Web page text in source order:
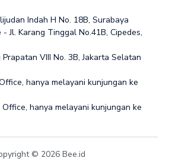
Indah H No. 18B, Surabaya
Jl. Karang Tinggal No.41B, Cipedes,
Prapatan VIII No. 3B, Jakarta Selatan
hanya melayani kunjungan ke
hanya melayani kunjungan ke
© 2026 Bee.id